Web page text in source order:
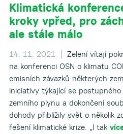
Klimatická
kroky vpřed, pro
ale stále málo
14. 11. 2021 |
Zelení vítají
na konferenci OSN o klimatu
emisních závazků některých
iniciativy týkající se
zemního plynu a dokončení
dohody přiblížily svět o několik
řešení klimatické krize. „I tak